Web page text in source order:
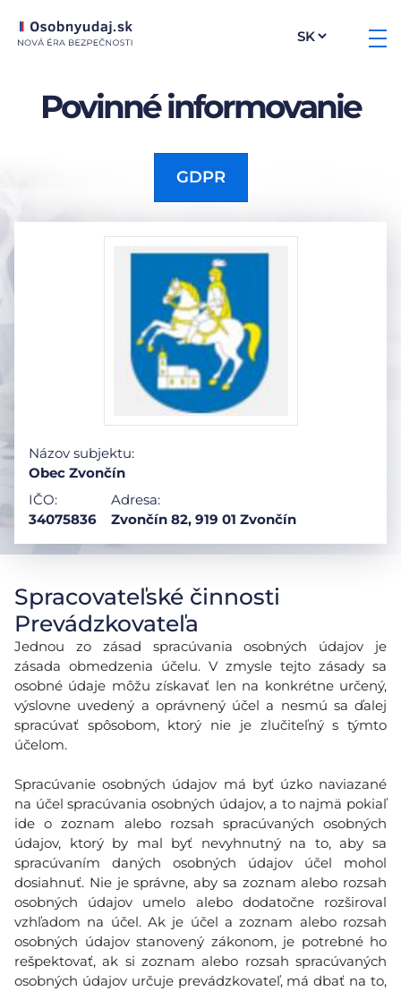
Povinné informovanie
GDPR
Názov subjektu:
Obec Zvončín
IČO:
34075836
Adresa:
Zvončín 82, 919 01 Zvončín
Spracovateľské činnosti
Prevádzkovateľa
Jednou zo zásad spracúvania osobných údajov je
zásada obmedzenia účelu. V zmysle tejto zásady sa
osobné údaje môžu získavať len na konkrétne určený,
výslovne uvedený a oprávnený účel a nesmú sa ďalej
spracúvať spôsobom, ktorý nie je zlučiteľný s týmto
účelom.
Spracúvanie osobných údajov má byť úzko naviazané
na účel spracúvania osobných údajov, a to najmä pokiaľ
ide o zoznam alebo rozsah spracúvaných osobných
údajov, ktorý by mal byť nevyhnutný na to, aby sa
spracúvaním daných osobných údajov účel mohol
dosiahnuť. Nie je správne, aby sa zoznam alebo rozsah
osobných údajov umelo alebo dodatočne rozširoval
vzhľadom na účel. Ak je účel a zoznam alebo rozsah
osobných údajov stanovený zákonom, je potrebné ho
rešpektovať, ak si zoznam alebo rozsah spracúvaných
osobných údajov určuje prevádzkovateľ, má dbať na to,